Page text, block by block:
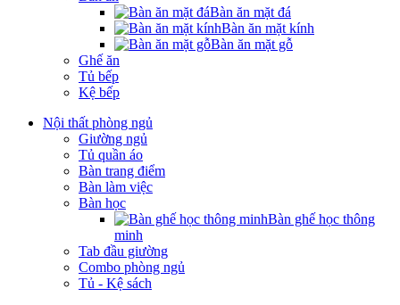
Bàn ăn mặt đá
Bàn ăn mặt kính
Bàn ăn mặt gỗ
Ghế ăn
Tủ bếp
Kệ bếp
Nội thất phòng ngủ
Giường ngủ
Tủ quần áo
Bàn trang điểm
Bàn làm việc
Bàn học
Bàn ghế học thông
minh
Tab đầu giường
Combo phòng ngủ
Tủ - Kệ sách